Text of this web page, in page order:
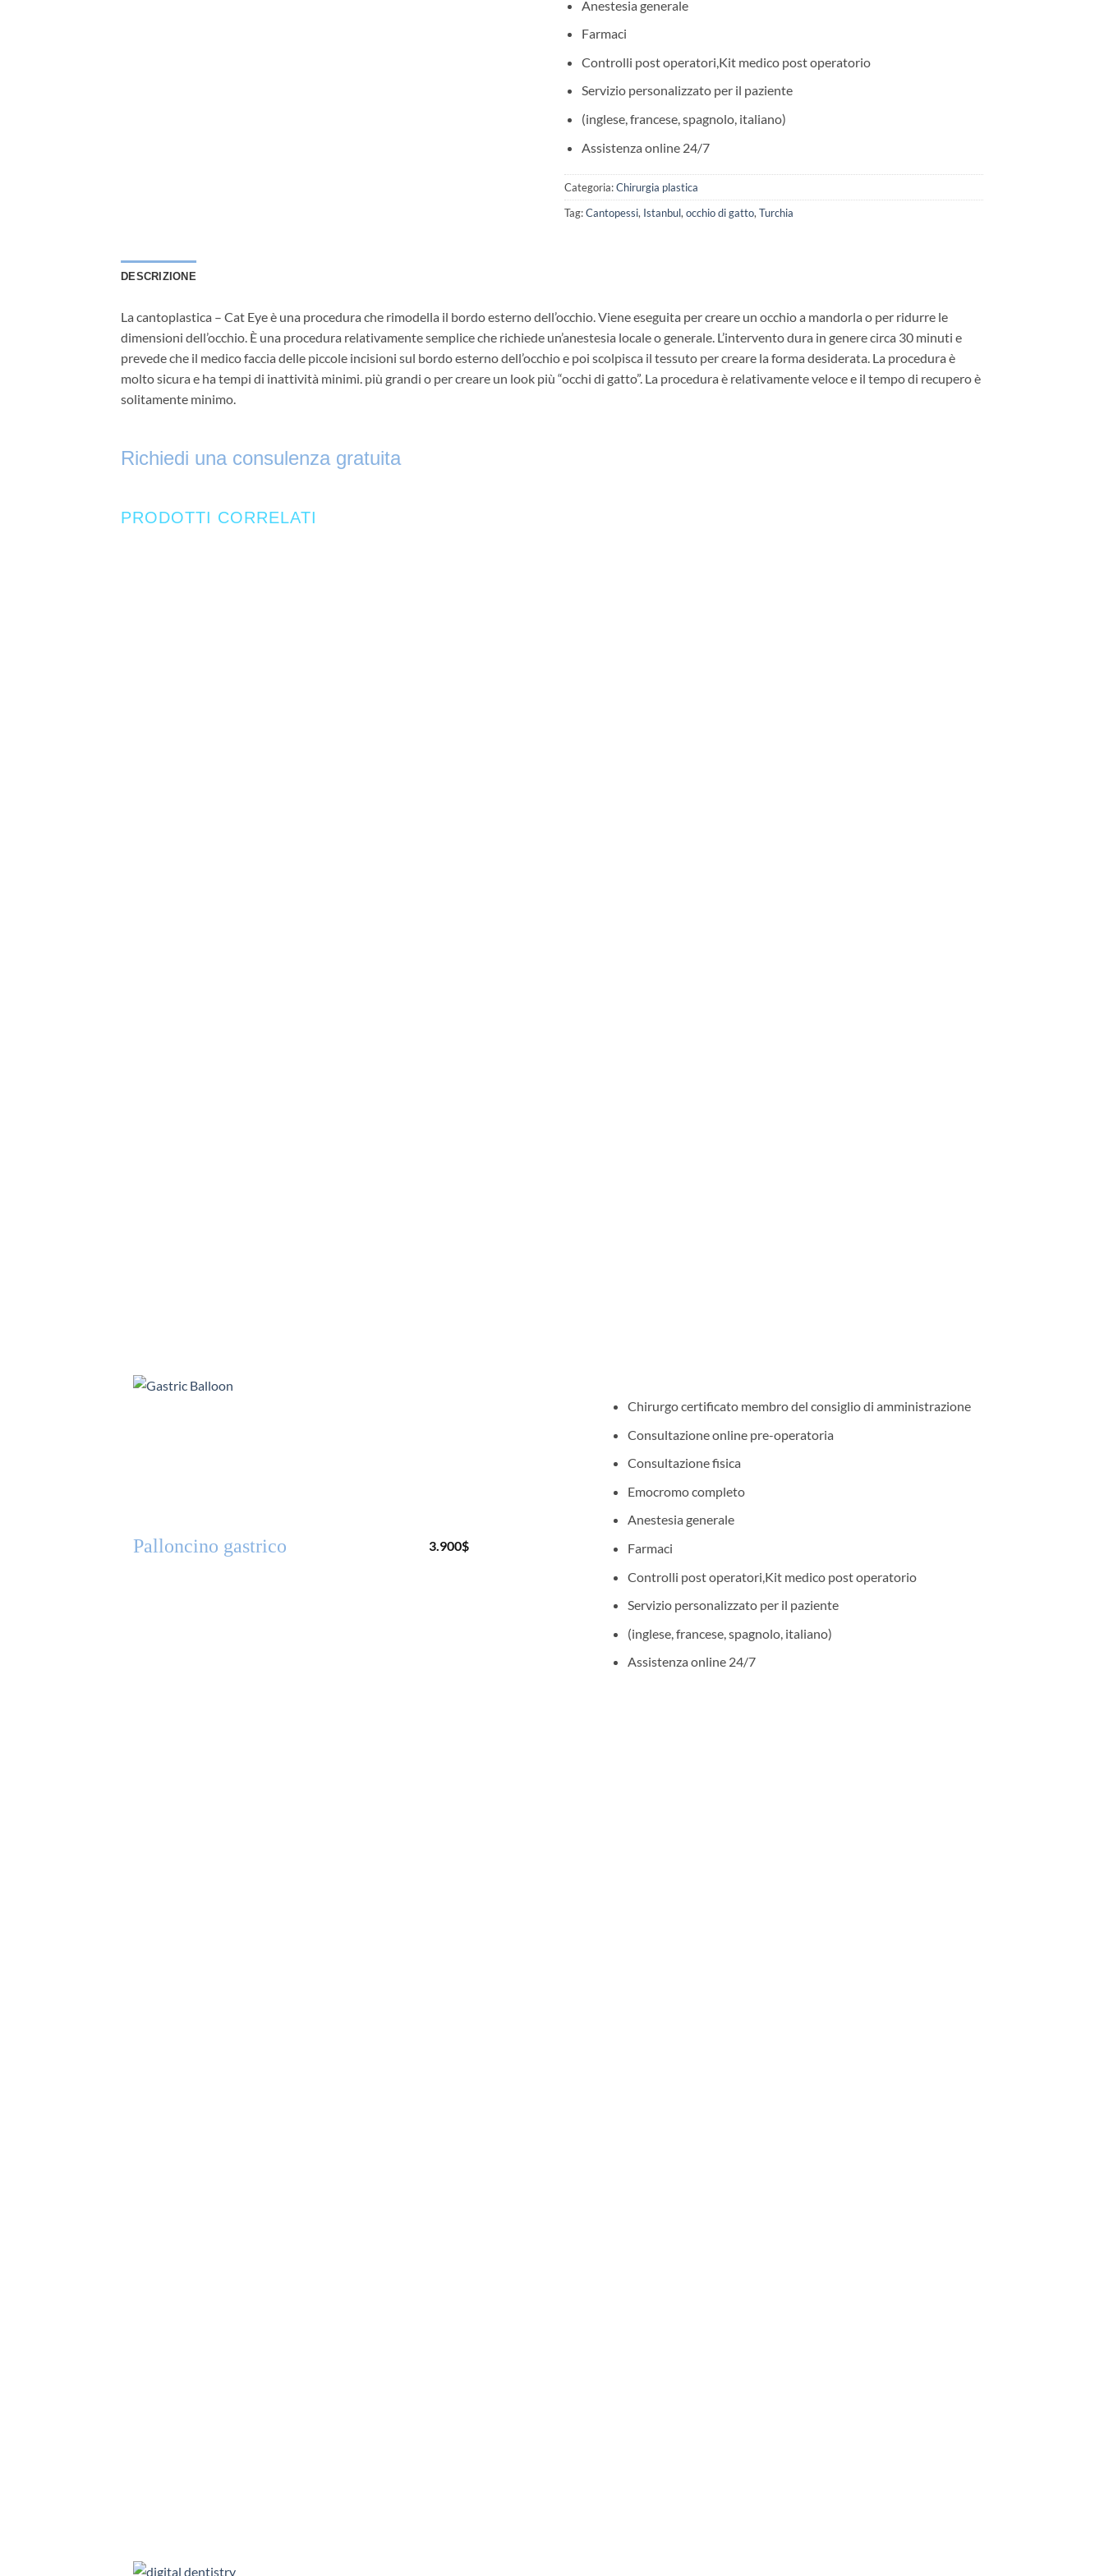
Anestesia generale
Farmaci
Controlli post operatori,Kit medico post operatorio
Servizio personalizzato per il paziente
(inglese, francese, spagnolo, italiano)
Assistenza online 24/7
Categoria:Chirurgia plastica
Tag:Cantopessi, Istanbul,occhio di gatto,Turchia
DESCRIZIONE
La cantoplastica – Cat Eye è una procedura che rimodella il bordo esterno dell’occhio. Viene eseguita per creare un occhio a mandorla o per ridurre le
dimensioni dell’occhio. È una procedura relativamente semplice che richiede un’anestesia locale o generale. L’intervento dura in genere circa 30 minuti e
prevede che il medico faccia delle piccole incisioni sul bordo esterno dell’occhio e poi scolpisca il tessuto per creare la forma desiderata. La procedura è
molto sicura e ha tempi di inattività minimi. più grandi o per creare un look più “occhi di gatto”. La procedura è relativamente veloce e il tempo di recupero è
solitamente minimo.
Richiedi una consulenza gratuita
PRODOTTI CORRELATI
Palloncino gastrico 3.900$
Chirurgo certificato membro del consiglio di amministrazione
Consultazione online pre-operatoria
Consultazione fisica
Emocromo completo
Anestesia generale
Farmaci
Controlli post operatori,Kit medico post operatorio
Servizio personalizzato per il paziente
(inglese, francese, spagnolo, italiano)
Assistenza online 24/7